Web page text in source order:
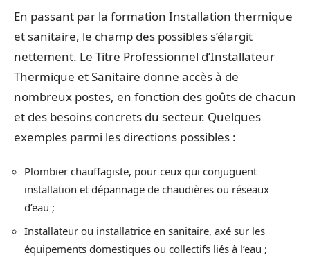
En passant par la formation Installation thermique
et sanitaire, le champ des possibles s’élargit
nettement. Le Titre Professionnel d’Installateur
Thermique et Sanitaire donne accès à de
nombreux postes, en fonction des goûts de chacun
et des besoins concrets du secteur. Quelques
exemples parmi les directions possibles :
Plombier chauffagiste, pour ceux qui conjuguent
installation et dépannage de chaudières ou réseaux
d’eau ;
Installateur ou installatrice en sanitaire, axé sur les
équipements domestiques ou collectifs liés à l’eau ;